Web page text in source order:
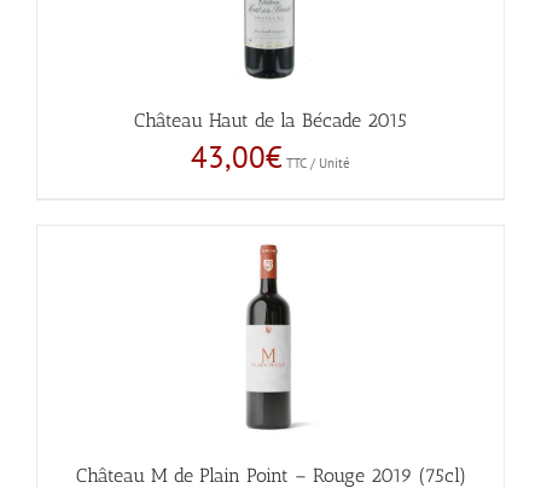
Château Haut de la Bécade 2015
43,00€ TTC / Unité
Château M de Plain Point – Rouge 2019 (75cl)